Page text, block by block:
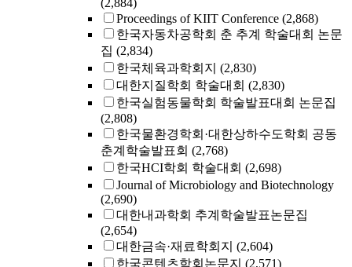
(2,884)
Proceedings of KIIT Conference (2,868)
한국자동차공학회 춘 추계 학술대회 논문
집 (2,834)
한국체육과학회지 (2,830)
대한지질학회 학술대회 (2,830)
한국실험동물학회 학술발표대회 논문집
(2,808)
한국물환경학회·대한상하수도학회 공동
춘계학술발표회 (2,768)
한국HCI학회 학술대회 (2,698)
Journal of Microbiology and Biotechnology
(2,690)
대한내과학회 추계학술발표논문집
(2,654)
대한금속·재료학회지 (2,604)
한국콘텐츠학회논문지 (2,571)